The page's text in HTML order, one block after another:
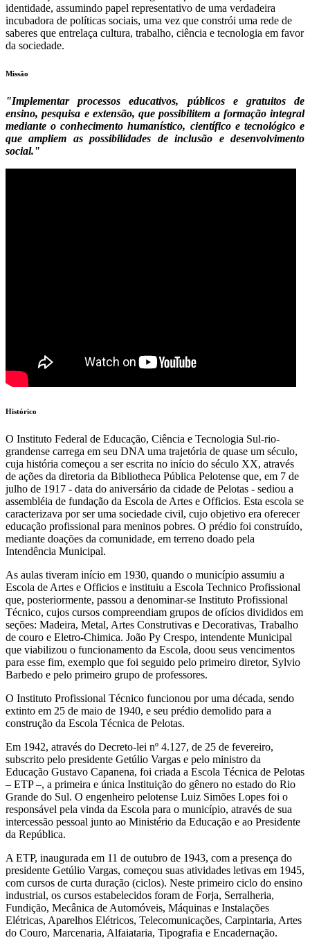
identidade, assumindo papel representativo de uma verdadeira
incubadora de políticas sociais, uma vez que constrói uma rede de
saberes que entrelaça cultura, trabalho, ciência e tecnologia em favor
da sociedade.
Missão
"Implementar processos educativos, públicos e gratuitos de
ensino, pesquisa e extensão, que possibilitem a formação integral
mediante o conhecimento humanístico, científico e tecnológico e
que ampliem as possibilidades de inclusão e desenvolvimento
social."
Histórico
O Instituto Federal de Educação, Ciência e Tecnologia Sul-rio-
grandense carrega em seu DNA uma trajetória de quase um século,
cuja história começou a ser escrita no início do século XX, através
de ações da diretoria da Bibliotheca Pública Pelotense que, em 7 de
julho de 1917 - data do aniversário da cidade de Pelotas - sediou a
assembléia de fundação da Escola de Artes e Officios. Esta escola se
caracterizava por ser uma sociedade civil, cujo objetivo era oferecer
educação profissional para meninos pobres. O prédio foi construído,
mediante doações da comunidade, em terreno doado pela
Intendência Municipal.
As aulas tiveram início em 1930, quando o município assumiu a
Escola de Artes e Officios e instituiu a Escola Technico Profissional
que, posteriormente, passou a denominar-se Instituto Profissional
Técnico, cujos cursos compreendiam grupos de ofícios divididos em
seções: Madeira, Metal, Artes Construtivas e Decorativas, Trabalho
de couro e Eletro-Chimica. João Py Crespo, intendente Municipal
que viabilizou o funcionamento da Escola, doou seus vencimentos
para esse fim, exemplo que foi seguido pelo primeiro diretor, Sylvio
Barbedo e pelo primeiro grupo de professores.
O Instituto Profissional Técnico funcionou por uma década, sendo
extinto em 25 de maio de 1940, e seu prédio demolido para a
construção da Escola Técnica de Pelotas.
Em 1942, através do Decreto-lei nº 4.127, de 25 de fevereiro,
subscrito pelo presidente Getúlio Vargas e pelo ministro da
Educação Gustavo Capanena, foi criada a Escola Técnica de Pelotas
– ETP –, a primeira e única Instituição do gênero no estado do Rio
Grande do Sul. O engenheiro pelotense Luiz Simões Lopes foi o
responsável pela vinda da Escola para o município, através de sua
intercessão pessoal junto ao Ministério da Educação e ao Presidente
da República.
A ETP, inaugurada em 11 de outubro de 1943, com a presença do
presidente Getúlio Vargas, começou suas atividades letivas em 1945,
com cursos de curta duração (ciclos). Neste primeiro ciclo do ensino
industrial, os cursos estabelecidos foram de Forja, Serralheria,
Fundição, Mecânica de Automóveis, Máquinas e Instalações
Elétricas, Aparelhos Elétricos, Telecomunicações, Carpintaria, Artes
do Couro, Marcenaria, Alfaiataria, Tipografia e Encadernação.